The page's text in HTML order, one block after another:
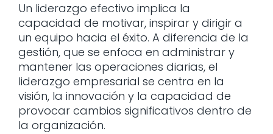
Un liderazgo efectivo implica la
capacidad de motivar, inspirar y dirigir a
un equipo hacia el éxito. A diferencia de la
gestión, que se enfoca en administrar y
mantener las operaciones diarias, el
liderazgo empresarial se centra en la
visión, la innovación y la capacidad de
provocar cambios significativos dentro de
la organización.